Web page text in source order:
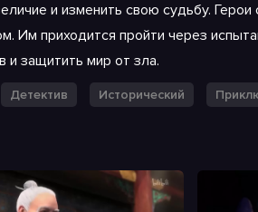
и изменить свою судьбу.
Им приходится пройти через
и защитить мир от зла.
Детектив Исторический